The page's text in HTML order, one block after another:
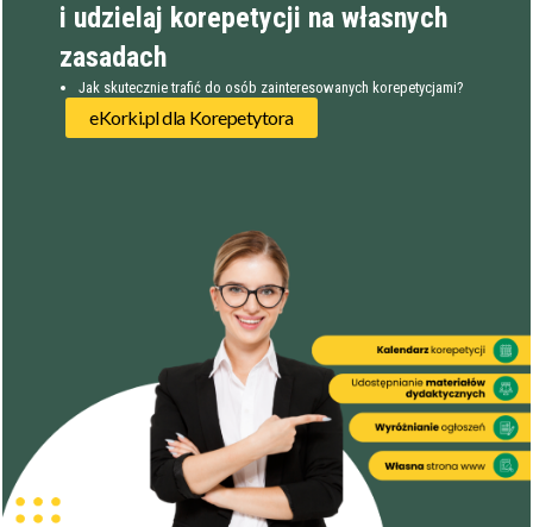
i udzielaj korepetycji na własnych
zasadach
Jak skutecznie trafić do osób zainteresowanych korepetycjami?
eKorki.pl dla Korepetytora